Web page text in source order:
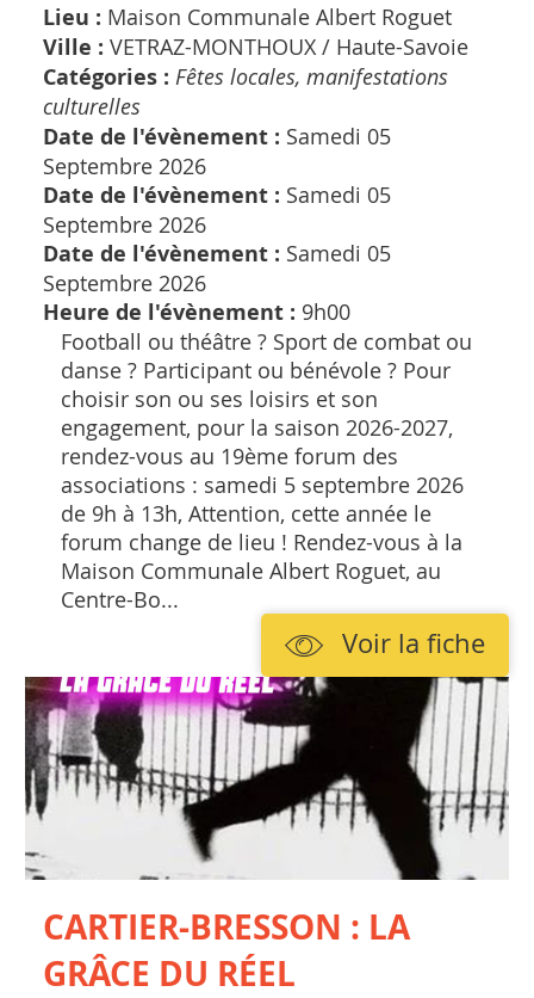
Lieu : Maison Communale Albert Roguet
Ville : VETRAZ-MONTHOUX / Haute-Savoie
Catégories : Fêtes locales, manifestations
culturelles
Date de l'évènement : Samedi 05
Septembre 2026
Date de l'évènement : Samedi 05
Septembre 2026
Date de l'évènement : Samedi 05
Septembre 2026
Heure de l'évènement : 9h00
Football ou théâtre ? Sport de combat ou
danse ? Participant ou bénévole ? Pour
choisir son ou ses loisirs et son
engagement, pour la saison 2026-2027,
rendez-vous au 19ème forum des
associations : samedi 5 septembre 2026
de 9h à 13h, Attention, cette année le
forum change de lieu ! Rendez-vous à la
Maison Communale Albert Roguet, au
Centre-Bo...
Voir la fiche
CARTIER-BRESSON : LA
GRÂCE DU RÉEL